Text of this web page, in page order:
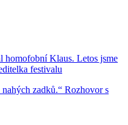
homofobní Klaus. Letos jsme
festivalu
zadků.“ Rozhovor s